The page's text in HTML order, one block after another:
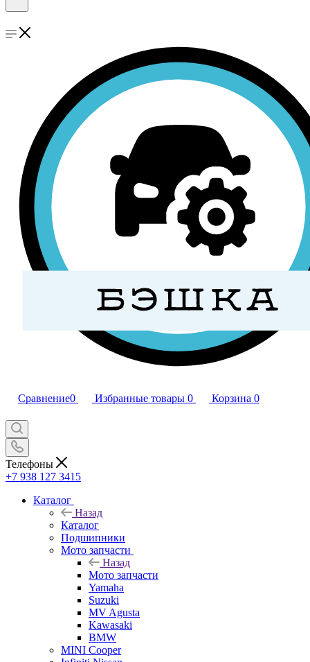
Сравнение0 Избранные товары 0 Корзина 0
Телефоны
+7 938 127 3415
Каталог
Назад
Каталог
Подшипники
Мото запчасти
Назад
Мото запчасти
Yamaha
Suzuki
MV Agusta
Kawasaki
BMW
MINI Cooper